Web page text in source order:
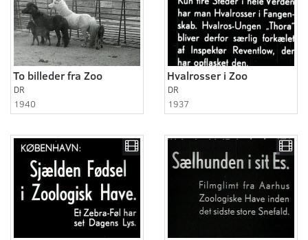
To billeder fra Zoo
DR
1940
Hvalrosser i Zoo
DR
1937